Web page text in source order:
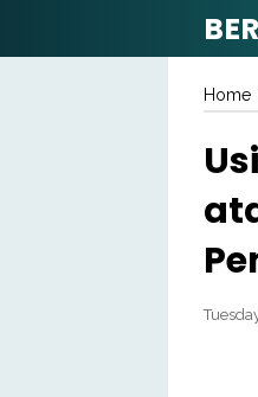
Home